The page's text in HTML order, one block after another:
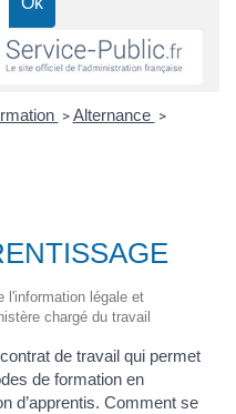
> Alternance >
l'information légale et
chargé du travail
de travail qui permet
de formation en
d’apprentis. Comment se